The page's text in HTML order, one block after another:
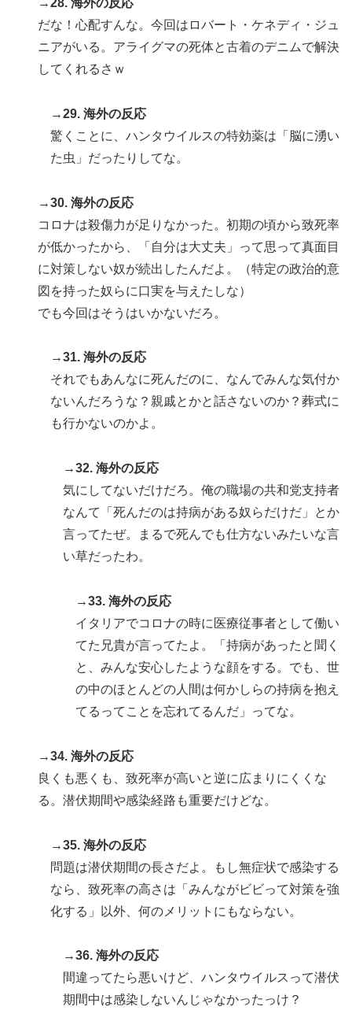
→28. 海外の反応
だな！心配すんな。今回はロバート・ケネディ・ジュ
ニアがいる。アライグマの死体と古着のデニムで解決
してくれるさｗ
→29. 海外の反応
驚くことに、ハンタウイルスの特効薬は「脳に湧い
た虫」だったりしてな。
→30. 海外の反応
コロナは殺傷力が足りなかった。初期の頃から致死率
が低かったから、「自分は大丈夫」って思って真面目
に対策しない奴が続出したんだよ。（特定の政治的意
図を持った奴らに口実を与えたしな）
でも今回はそうはいかないだろ。
→31. 海外の反応
それでもあんなに死んだのに、なんでみんな気付か
ないんだろうな？親戚とかと話さないのか？葬式に
も行かないのかよ。
→32. 海外の反応
気にしてないだけだろ。俺の職場の共和党支持者
なんて「死んだのは持病がある奴らだけだ」とか
言ってたぜ。まるで死んでも仕方ないみたいな言
い草だったわ。
→33. 海外の反応
イタリアでコロナの時に医療従事者として働い
てた兄貴が言ってたよ。「持病があったと聞く
と、みんな安心したような顔をする。でも、世
の中のほとんどの人間は何かしらの持病を抱え
てるってことを忘れてるんだ」ってな。
→34. 海外の反応
良くも悪くも、致死率が高いと逆に広まりにくくな
る。潜伏期間や感染経路も重要だけどな。
→35. 海外の反応
問題は潜伏期間の長さだよ。もし無症状で感染する
なら、致死率の高さは「みんながビビって対策を強
化する」以外、何のメリットにもならない。
→36. 海外の反応
間違ってたら悪いけど、ハンタウイルスって潜伏
期間中は感染しないんじゃなかったっけ？